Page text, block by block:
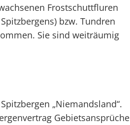
Frostschuttfluren
bzw. Tundren
Sie sind weiträumig
„Niemandsland“.
Gebietsansprüche